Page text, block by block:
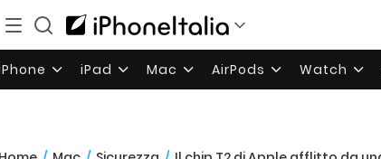
iPad Mac AirPods Watch